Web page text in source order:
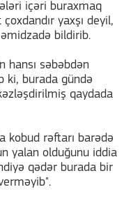
içəri buraxmaq
yaxşı deyil,
bildirib.
hansı səbəbdən
ki, burada gündə
qaydada
kobud rəftarı barədə
yalan olduğunu iddia
qədər burada bir